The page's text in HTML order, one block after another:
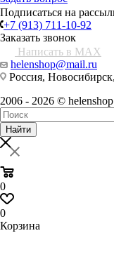
Подписаться на
+7 (913) 711-10-92
Заказать звонок
Написать в MAX
helenshop@mail.ru
Россия,
2006 - 2026 ©
Найти
0
0
Корзина